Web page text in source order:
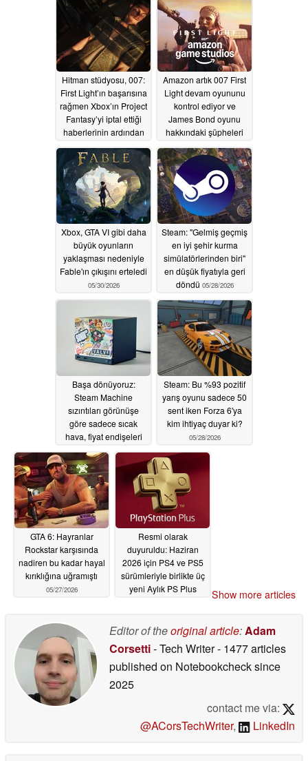
07/28/2026
Hitman stüdyosu, 007:
First Light’ın başarısına
rağmen Xbox’ın Project
Fantasy’yi iptal ettiği
haberlerinin ardından
işten çıkarmalar
yapacağını duyurdu
07/04/2026
Amazon artık 007 First
Light devam oyununu
kontrol ediyor ve
James Bond oyunu
hakkındaki şüpheleri
artırıyor06/04/2026
Xbox, GTA VI gibi daha
büyük oyunların
yaklaşması nedeniyle
Fable'ın çıkışını erteledi
05/30/2026
Steam: "Gelmiş geçmiş
en iyi şehir kurma
simülatörlerinden biri"
en düşük fiyatıyla geri
döndü 05/28/2026
Başa dönüyoruz:
Steam Machine
sızıntıları görünüşe
göre sadece sıcak
hava, fiyat endişeleri
artıyor05/28/2026
Steam: Bu %93 pozitif
yarış oyunu sadece 50
sent iken Forza 6'ya
kim ihtiyaç duyar ki?
05/28/2026
GTA 6: Hayranlar
Rockstar karşısında
nadiren bu kadar hayal
kırıklığına uğramıştı
05/27/2026
Resmi olarak
duyuruldu: Haziran
2026 için PS4 ve PS5
sürümleriyle birlikte üç
yeni Aylık PS Plus
Show more articles
Editor of theoriginal article:Adam
Corsetti- Tech Writer- 1477 articles
published on Notebookchecksince
2025
contact me via:
@ACorsTechWriter, LinkedIn